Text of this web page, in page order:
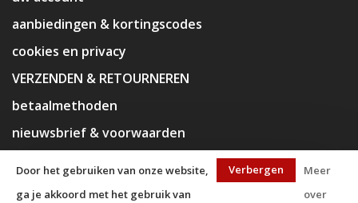
aanbiedingen & kortingscodes
cookies en privacy
VERZENDEN & RETOURNEREN
betaalmethoden
nieuwsbrief & voorwaarden
Door het gebruiken van onze website,
ga je akkoord met het gebruik van
Verbergen
Meer
over